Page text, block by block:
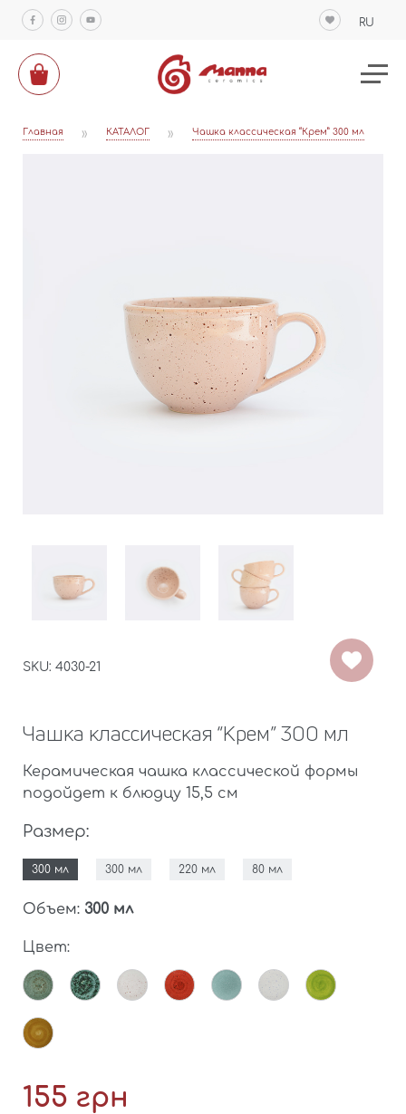
Вы еще не добавили ни одного
товара в корзину
больше 10 000 грн.
RU
Главная » КАТАЛОГ » Чашка классическая “Крем” 300 мл
SKU: 4030-21
Чашка классическая “Крем” 300 мл
Керамическая чашка классической формы
подойдет к блюдцу 15,5 см
Размер:
300 мл 300 мл 220 мл 80 мл
Объем: 300 мл
Цвет:
155 грн